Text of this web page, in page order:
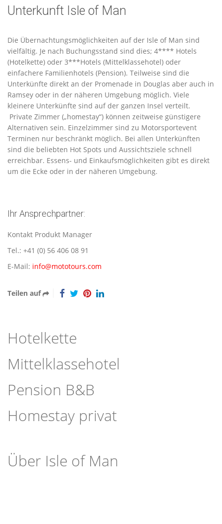
Unterkunft Isle of Man
Die Übernachtungsmöglichkeiten auf der Isle of Man sind
vielfältig. Je nach Buchungsstand sind dies; 4**** Hotels
(Hotelkette) oder 3***Hotels (Mittelklassehotel) oder
einfachere Familienhotels (Pension). Teilweise sind die
Unterkünfte direkt an der Promenade in Douglas aber auch in
Ramsey oder in der näheren Umgebung möglich. Viele
kleinere Unterkünfte sind auf der ganzen Insel verteilt.
Private Zimmer („homestay“) können zeitweise günstigere
Alternativen sein. Einzelzimmer sind zu Motorsportevent
Terminen nur beschränkt möglich. Bei allen Unterkünften
sind die beliebten Hot Spots und Aussichtsziele schnell
erreichbar. Essens- und Einkaufsmöglichkeiten gibt es direkt
um die Ecke oder in der näheren Umgebung.
Ihr Ansprechpartner:
Kontakt Produkt Manager
Tel.: +41 (0) 56 406 08 91
E-Mail: info@mototours.com
Teilen auf
Hotelkette
Mittelklassehotel
Pension B&B
Homestay privat
Über Isle of Man